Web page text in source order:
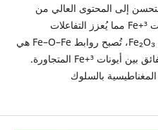
إلى المحتوى العالي من
الحديد، الذي يُقلل المسافة بين أيونات Fe+³ مما يُعزز التفاعلات
المغناطيسية. عند تركيزات عالية من Fe₂O₃، تُصبح روابط Fe–O–Fe هي
السائدة، مما يُعزز تفاعلات التبادل الفائق بين أيونات Fe+³ المتجاورة.
بالسلوك